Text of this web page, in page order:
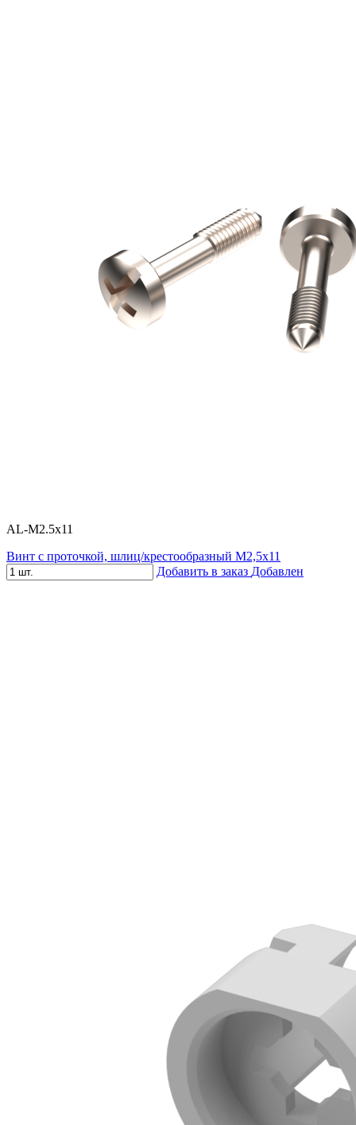
AL-M2.5x11
Винт с проточкой, шлиц/крестообразный М2,5х11
Добавить в заказ Добавлен